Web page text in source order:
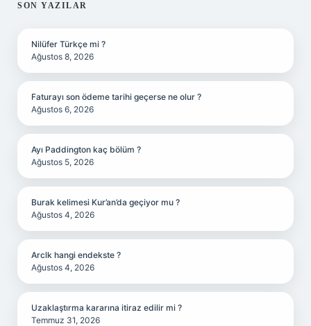
SIDEBAR
SON YAZILAR
Nilüfer Türkçe mi ?
Ağustos 8, 2026
Faturayı son ödeme tarihi geçerse ne olur ?
Ağustos 6, 2026
Ayı Paddington kaç bölüm ?
Ağustos 5, 2026
Burak kelimesi Kur’an’da geçiyor mu ?
Ağustos 4, 2026
Arclk hangi endekste ?
Ağustos 4, 2026
Uzaklaştırma kararına itiraz edilir mi ?
Temmuz 31, 2026